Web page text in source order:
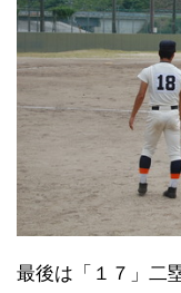
最後は「１７」二